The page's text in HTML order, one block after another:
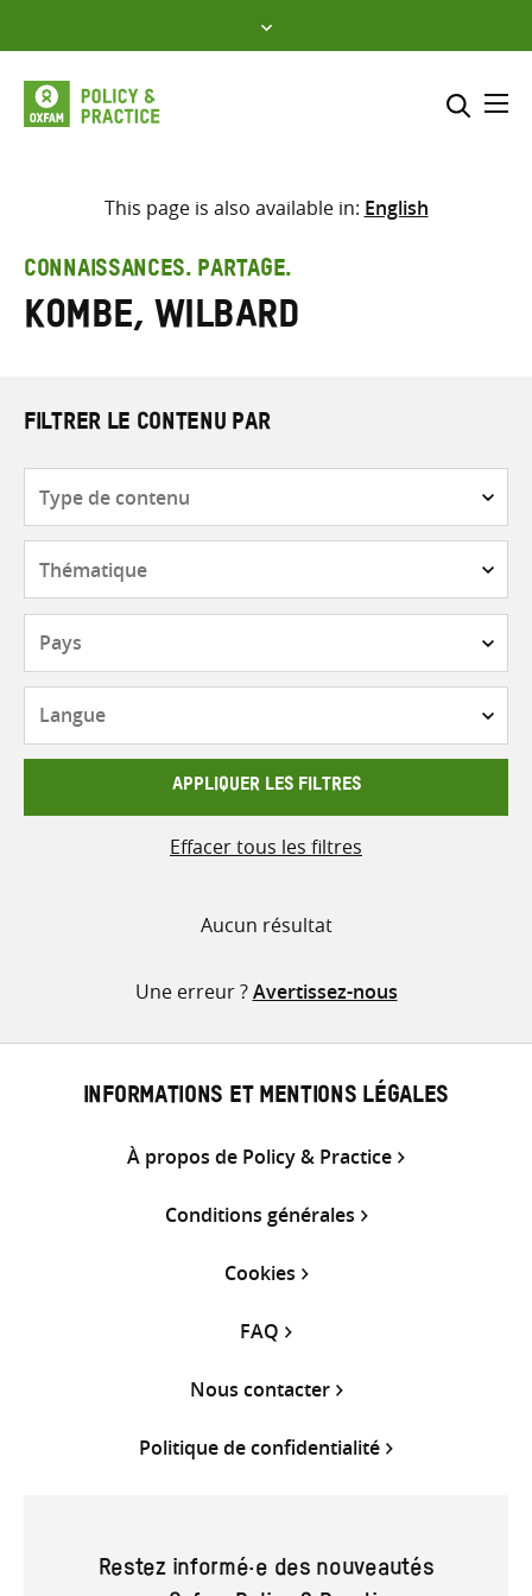
to
content
Sélectionner l’emplacement
Saisir
les
termes
This page is also available in: English
CONNAISSANCES. PARTAGE.
Kombe, Wilbard
FILTRER LE CONTENU PAR
contenu
APPLIQUER LES FILTRES
Effacer tous les filtres
Aucun résultat
Une erreur ?Avertissez-nous
INFORMATIONS ET MENTIONS LÉGALES
À propos de Policy & Practice
Conditions générales
Cookies
FAQ
Nous contacter
Politique de confidentialité
Restez informé·e des nouveautés